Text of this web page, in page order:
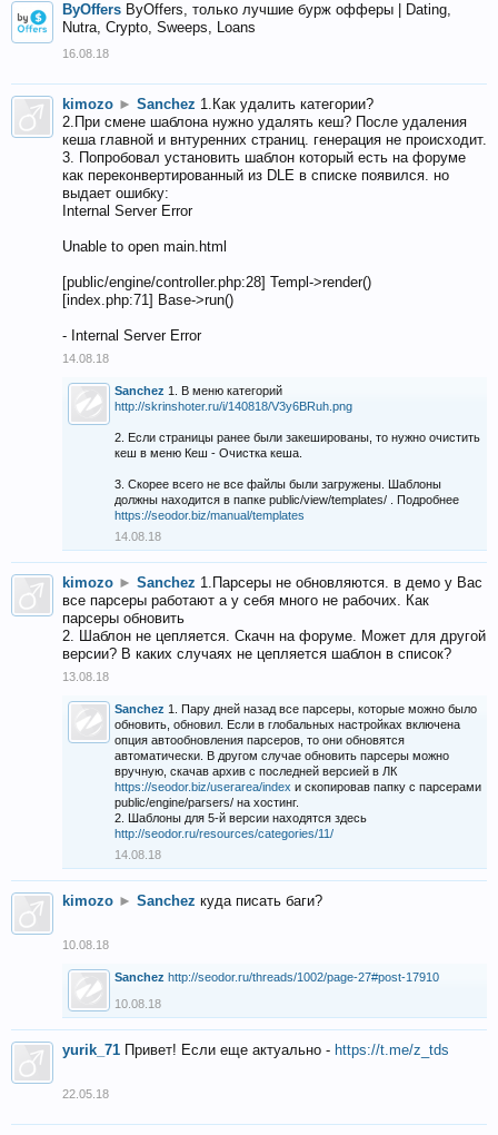
ByOffers ByOffers, только лучшие бурж офферы | Dating,
Nutra, Crypto, Sweeps, Loans
16.08.18
kimozo ► Sanchez 1.Как удалить категории?
2.При смене шаблона нужно удалять кеш? После удаления
кеша главной и внтуренних страниц. генерация не происходит.
3. Попробовал установить шаблон который есть на форуме
как переконвертированный из DLE в списке появился. но
выдает ошибку:
Internal Server Error
Unable to open main.html
[public/engine/controller.php:28] Templ->render()
[index.php:71] Base->run()
- Internal Server Error
14.08.18
Sanchez 1. В меню категорий
http://skrinshoter.ru/i/140818/V3y6BRuh.png
2. Если страницы ранее были закешированы, то нужно очистить
кеш в меню Кеш - Очистка кеша.
3. Скорее всего не все файлы были загружены. Шаблоны
должны находится в папке public/view/templates/ . Подробнее
https://seodor.biz/manual/templates
14.08.18
kimozo ► Sanchez 1.Парсеры не обновляются. в демо у Вас
все парсеры работают а у себя много не рабочих. Как
парсеры обновить
2. Шаблон не цепляется. Скачн на форуме. Может для другой
версии? В каких случаях не цепляется шаблон в список?
13.08.18
Sanchez 1. Пару дней назад все парсеры, которые можно было
обновить, обновил. Если в глобальных настройках включена
опция автообновления парсеров, то они обновятся
автоматически. В другом случае обновить парсеры можно
вручную, скачав архив с последней версией в ЛК
https://seodor.biz/userarea/index и скопировав папку с парсерами
public/engine/parsers/ на хостинг.
2. Шаблоны для 5-й версии находятся здесь
http://seodor.ru/resources/categories/11/
14.08.18
kimozo ► Sanchez куда писать баги?
10.08.18
Sanchez http://seodor.ru/threads/1002/page-27#post-17910
10.08.18
yurik_71 Привет! Если еще актуально - https://t.me/z_tds
22.05.18